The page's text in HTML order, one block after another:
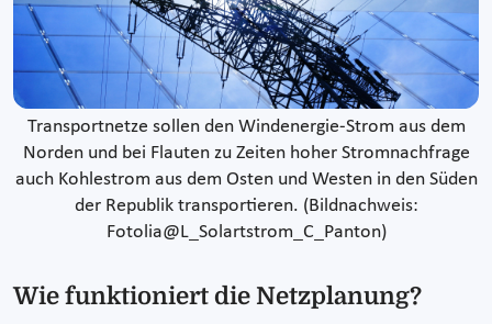
Transportnetze sollen den Windenergie-Strom aus dem
Norden und bei Flauten zu Zeiten hoher Stromnachfrage
auch Kohlestrom aus dem Osten und Westen in den Süden
der Republik transportieren. (Bildnachweis:
Fotolia@L_Solartstrom_C_Panton)
Wie funktioniert die Netzplanung?